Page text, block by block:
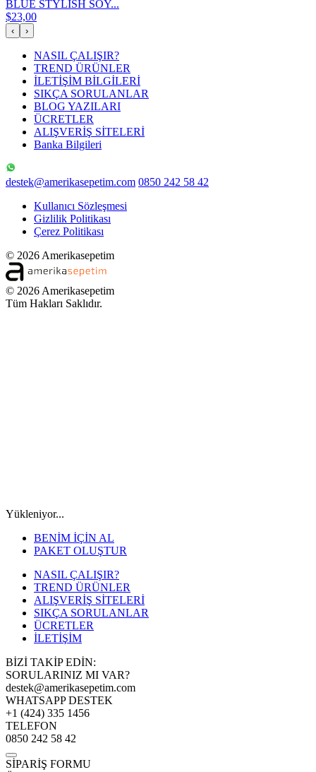
BLUE STYLISH SOY...
$23,00
‹ ›
NASIL ÇALIŞIR?
TREND ÜRÜNLER
İLETİŞİM BİLGİLERİ
SIKÇA SORULANLAR
BLOG YAZILARI
ÜCRETLER
ALIŞVERİŞ SİTELERİ
Banka Bilgileri
destek@amerikasepetim.com 0850 242 58 42
Kullanıcı Sözleşmesi
Gizlilik Politikası
Çerez Politikası
© 2026 Amerikasepetim
© 2026 Amerikasepetim
Tüm Hakları Saklıdır.
Yükleniyor...
BENİM İÇİN AL
PAKET OLUŞTUR
NASIL ÇALIŞIR?
TREND ÜRÜNLER
ALIŞVERİŞ SİTELERİ
SIKÇA SORULANLAR
ÜCRETLER
İLETİŞİM
BİZİ TAKİP EDİN:
SORULARINIZ MI VAR?
destek@amerikasepetim.com
WHATSAPP DESTEK
+1 (424) 335 1456
TELEFON
0850 242 58 42
SİPARİŞ FORMU